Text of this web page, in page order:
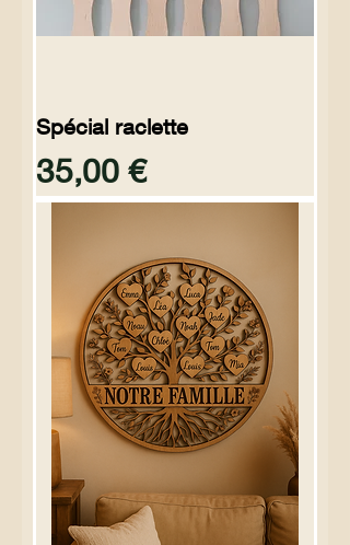
Spécial raclette
Preço
35,00 €